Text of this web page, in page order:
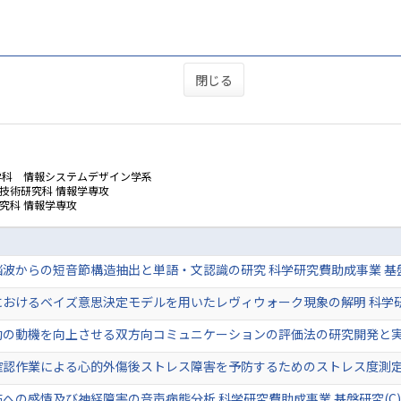
閉じる
情報システムデザイン学系
術研究科 情報学専攻
科 情報学専攻
からの短音節構造抽出と単語・文認識の研究 科学研究費助成事業 基
けるベイズ意思決定モデルを用いたレヴィウォーク現象の解明 科学
動機を向上させる双方向コミュニケーションの評価法の研究開発と
作業による心的外傷後ストレス障害を予防するためのストレス度測